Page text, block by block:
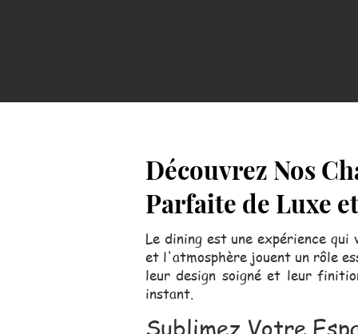
Découvrez Nos
Parfaite de Luxe
Le dining est une expérience
et l'atmosphère jouent un rôle
leur design soigné et leur
instant.
Sublimez Votre